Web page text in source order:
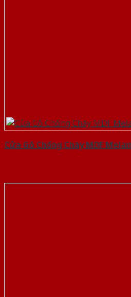
Cửa Gỗ Chống Cháy MDF